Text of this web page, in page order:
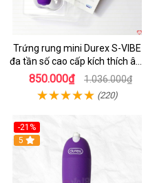
Trứng rung mini Durex S-VIBE
đa tần số cao cấp kích thích âm
đạo nữ giới
850.000₫ 1.036.000₫
(220)
-21%
Hot
5